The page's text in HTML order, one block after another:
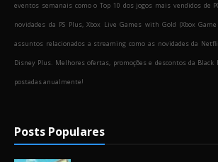
eventos semanais como o Top 10 dos jogos mais vendidos de
novidades da PS Plus, Xbox Live Games with Gold (Xbox
assuntos relacionados a streaming como as novidades da
Disney Plus. Melhores ofertas, promoções e descontos da
postadas anualmente!
Posts Populares